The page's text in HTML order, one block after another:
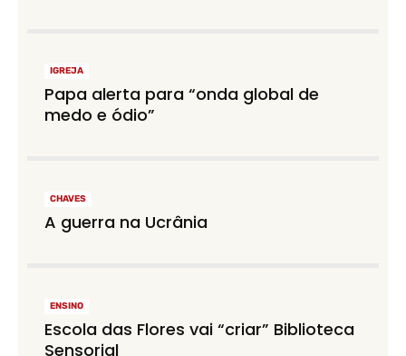
IGREJA
Papa alerta para “onda global de
medo e ódio”
CHAVES
A guerra na Ucrânia
ENSINO
Escola das Flores vai “criar” Biblioteca
Sensorial